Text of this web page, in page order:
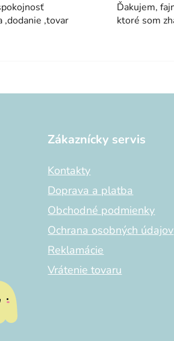
,dodanie ,tovar
Ďakujem,
ktoré som
Zákaznícky servis
Kontakty
Doprava a platba
Obchodné podmienky
Ochrana osobných údajov
Reklamácie
Vrátenie tovaru